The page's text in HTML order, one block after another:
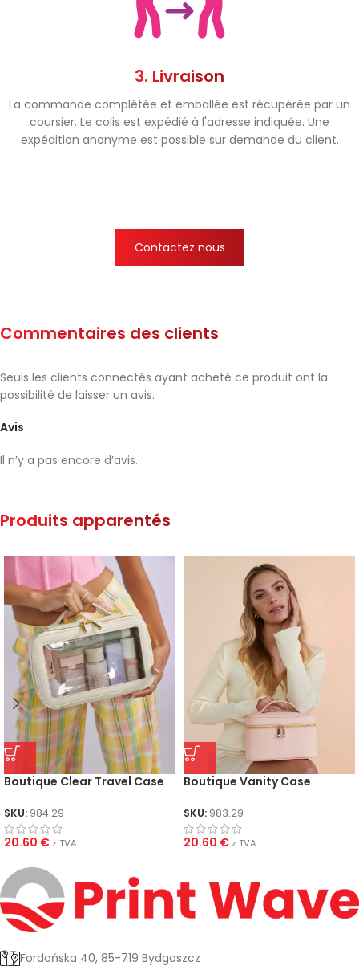
3. Livraison
La commande complétée et emballée est récupérée par un
coursier. Le colis est expédié à l'adresse indiquée. Une
expédition anonyme est possible sur demande du client.
Contactez nous
Commentaires des clients
Avis
Il n’y a pas encore d’avis.
Seuls les clients connectés ayant acheté ce produit ont la
possibilité de laisser un avis.
Produits apparentés
Boutique Clear Travel Case
SKU: 984.29
20.60 € z TVA
Boutique Vanity Case
SKU: 983.29
20.60 € z TVA
Fordońska 40, 85-719 Bydgoszcz